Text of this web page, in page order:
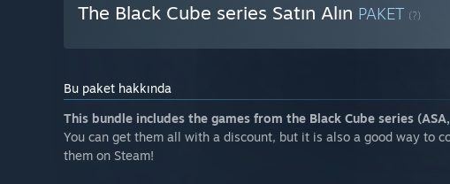
The Black Cube series Satın Alın PAKET (?)
Bu paket hakkında
This bundle includes the games from the Black Cube series
You can get them all with a discount, but it is also a good way to
them on Steam!